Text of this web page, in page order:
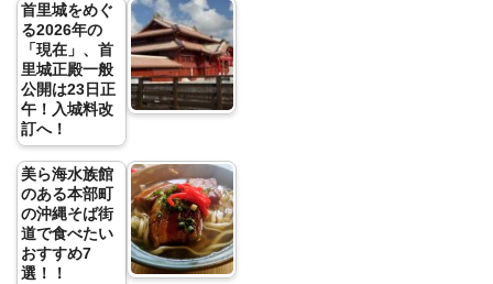
首里城をめぐ
る2026年の
「現在」、首
里城正殿一般
公開は23日正
午！入城料改
訂へ！
美ら海水族館
のある本部町
の沖縄そば街
道で食べたい
おすすめ7
選！！